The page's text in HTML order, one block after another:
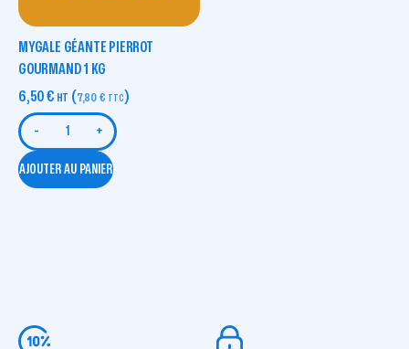
MYGALE GÉANTE PIERROT
GOURMAND 1 KG
6,50€ HT (7,80 € TTC)
- +
AJOUTER AU PANIER